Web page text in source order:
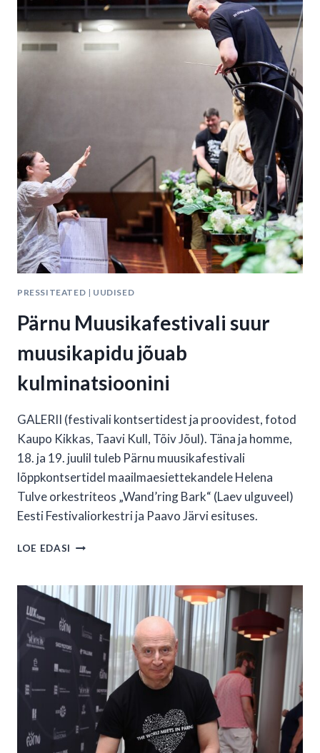
TÄHTSAIMA
MUUSIKAUHINNA
NOMINETIDEKS
PRESSITEATED | UUDISED
Pärnu Muusikafestivali suur
muusikapidu jõuab
kulminatsioonini
GALERII (festivali kontsertidest ja proovidest, fotod
Kaupo Kikkas, Taavi Kull, Tõiv Jõul). Täna ja homme,
18. ja 19. juulil tuleb Pärnu muusikafestivali
lõppkontsertidel maailmaesiettekandele Helena
Tulve orkestriteos „Wand’ring Bark“ (Laev ulguveel)
Eesti Festivaliorkestri ja Paavo Järvi esituses.
LOE EDASI PÄRNU
MUUSIKAPIDU
JÕUAB
KULMINATSIOONINI